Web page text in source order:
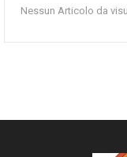
Nessun Articolo da